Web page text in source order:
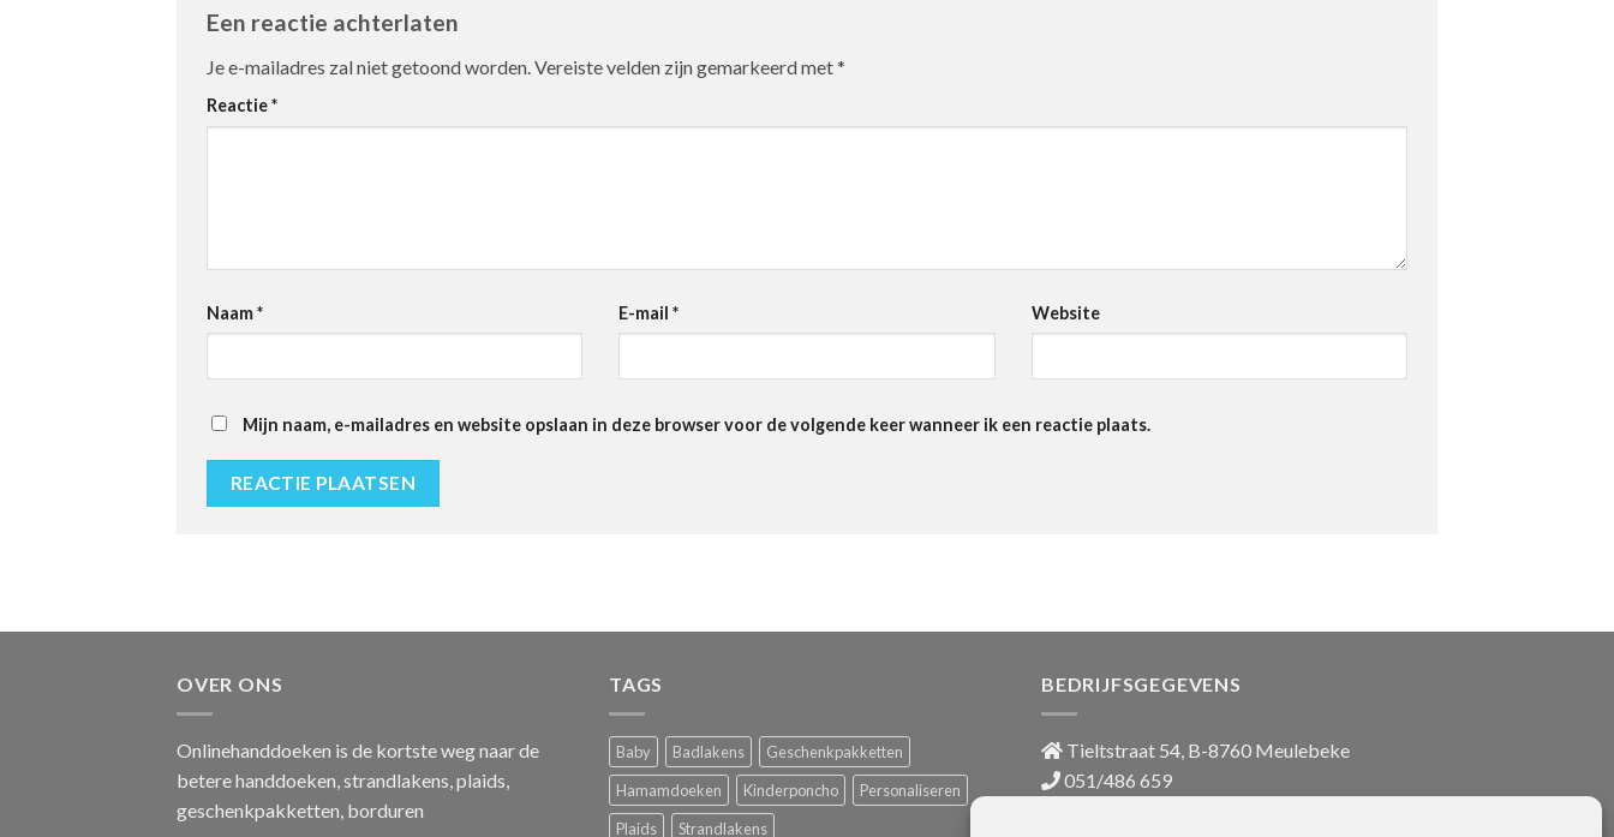
Een reactie achterlaten
Je e-mailadres zal niet getoond worden.Vereiste velden zijn gemarkeerd met*
Reactie*
Naam* E-mail* Website
Mijn naam, e-mailadres en website opslaan in deze browser voor de volgende keer wanneer ik een reactie plaats.
OVER ONS
Onlinehanddoeken is de kortste weg naar de
betere handdoeken, strandlakens, plaids,
geschenkpakketten, borduren
TAGS
Baby Badlakens
Geschenkpakketten
Hamamdoeken
Kinderponcho
Personaliseren
Plaids
Strandlakens
BEDRIJFSGEGEVENS
Tieltstraat 54, B-8760 Meulebeke
051/486 659